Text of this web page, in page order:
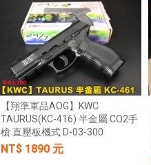
加入購物車
【翔準軍品AOG】KWC
TAURUS(KC-416) 半金屬 CO2手
槍 直壓板機式 D-03-300
NT$ 1890 元